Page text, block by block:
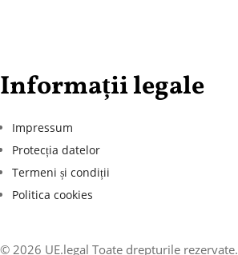
Informații legale
Impressum
Protecția datelor
Termeni și condiții
Politica cookies
© 2026 UE.legal Toate drepturile rezervate.